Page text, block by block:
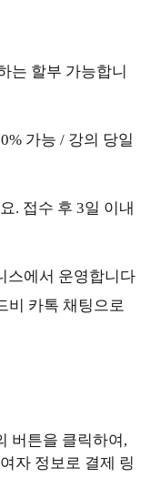
는 할부 가능합니
가능 / 강의 당일
. 접수 후 3일 이내
스에서 운영합니다
비 카톡 채팅으로
버튼을 클릭하여,
자 정보로 결제 링